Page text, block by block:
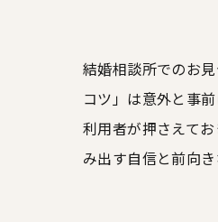
結婚相談所でのお
コツ」は意外と事
利用者が押さえて
み出す自信と前向